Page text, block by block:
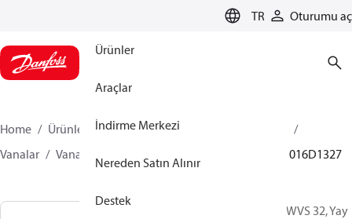
TR Oturumu aç
Ürünler
Araçlar
İndirme Merkezi
Nereden Satın Alınır
Destek
Home Ürünler
İklimlendirme Çözümleri - soğutma
Vanalar
Vanalar için Yedek Parçalar ve Aksesuarlar 016D1327
WVTS 32; WVS 32, Yay